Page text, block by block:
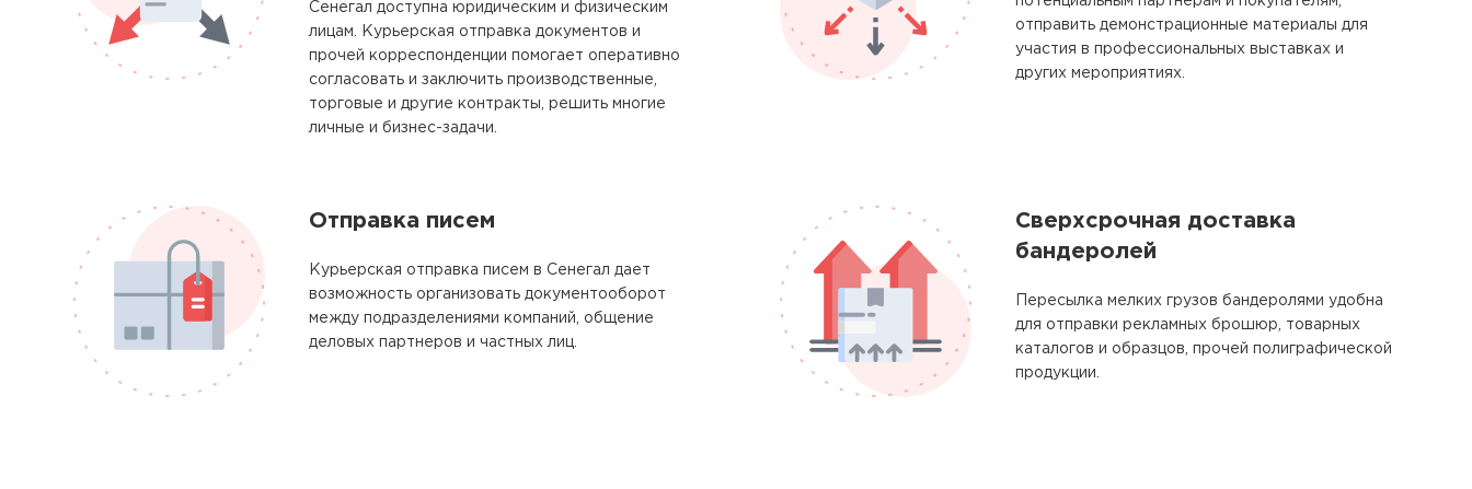
Сенегал доступна юридическим и физическим
лицам. Курьерская отправка документов и
прочей корреспонденции помогает оперативно
согласовать и заключить производственные,
торговые и другие контракты, решить многие
личные и бизнес-задачи.
отправить демонстрационные материалы для
участия в профессиональных выставках и
других мероприятиях.
Отправка писем
Курьерская отправка писем в Сенегал дает
возможность организовать документооборот
между подразделениями компаний, общение
деловых партнеров и частных лиц.
Сверхсрочная доставка
бандеролей
Пересылка мелких грузов бандеролями удобна
для отправки рекламных брошюр, товарных
каталогов и образцов, прочей полиграфической
продукции.